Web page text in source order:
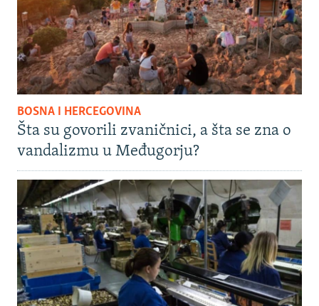
BOSNA I HERCEGOVINA
Šta su govorili zvaničnici, a šta se zna o
vandalizmu u Međugorju?